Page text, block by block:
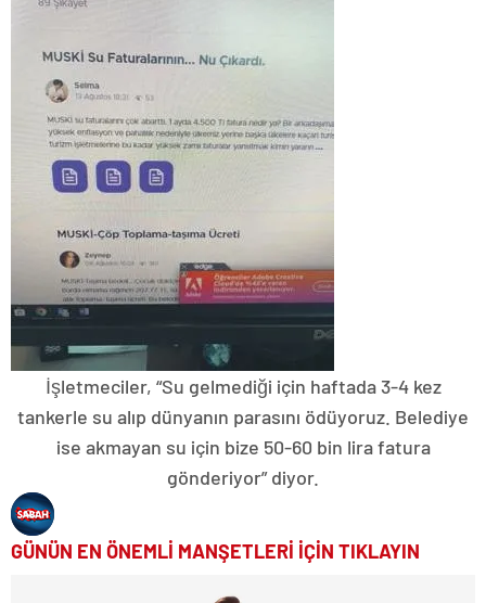
İşletmeciler, “Su gelmediği için haftada 3-4 kez
tankerle su alıp dünyanın parasını ödüyoruz. Belediye
ise akmayan su için bize 50-60 bin lira fatura
gönderiyor” diyor.
GÜNÜN EN ÖNEMLİ MANŞETLERİ İÇİN TIKLAYIN